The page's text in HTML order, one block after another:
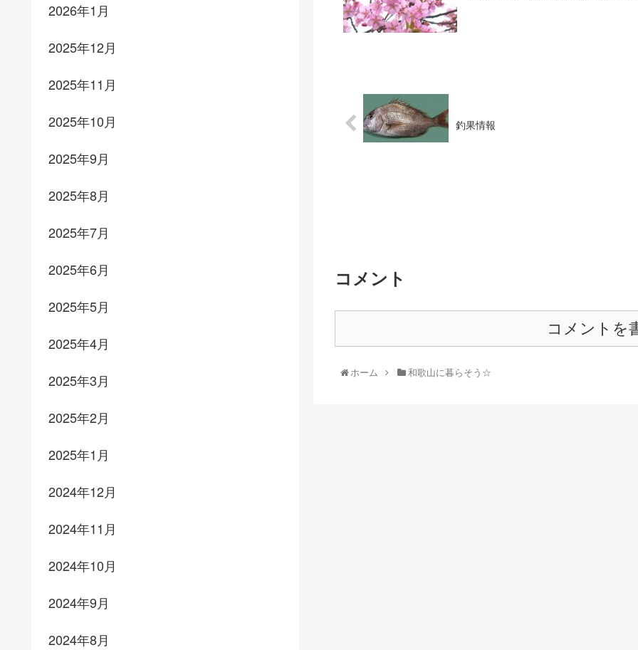
釣果情報
コメント
コメントを
ホーム 和歌山に暮らそう☆
2026年1月
2025年12月
2025年11月
2025年10月
2025年9月
2025年8月
2025年7月
2025年6月
2025年5月
2025年4月
2025年3月
2025年2月
2025年1月
2024年12月
2024年11月
2024年10月
2024年9月
2024年8月